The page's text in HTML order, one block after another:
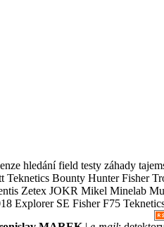
hledání field testy záhady
Bounty Hunter Fisher
JOKR Mikel Minelab
Explorer SE Fisher F75